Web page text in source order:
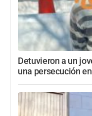
Detuvieron a un
una persecución